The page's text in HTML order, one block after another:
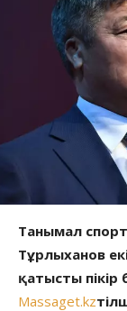
Танымал
Тұрлыханов
қатысты пікір
Massaget.kz